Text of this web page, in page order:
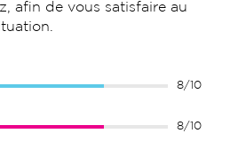
afin de vous satisfaire au
8/10
8/10